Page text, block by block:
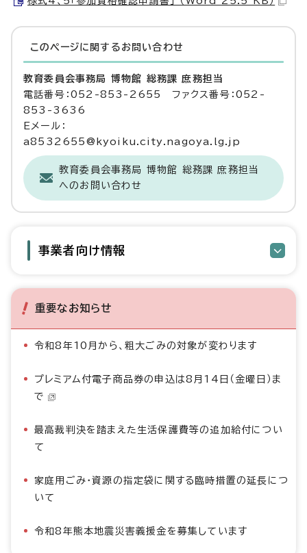
このページに関する お問い合わせ
教育委員会事務局 博物館 総務課 庶務担当
電話番号：052-853-2655 ファクス番号：052-
853-3636
Eメール：
a8532655@kyoiku.city.nagoya.lg.jp
教育委員会事務局 博物館 総務課 庶務担当
へのお問い合わせ
事業者向け情報
重要なお知らせ
令和8年10月から、粗大ごみの対象が変わります
プレミアム付電子商品券の申込は8月14日（金曜日）ま
で
最高裁判決を踏まえた生活保護費等の追加給付につい
て
家庭用ごみ・資源の指定袋に関する臨時措置の延長につ
いて
令和8年熊本地震災害義援金を募集しています